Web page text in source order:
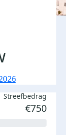
Streefbedrag
€750